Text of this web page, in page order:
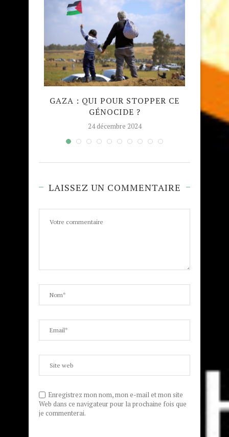
GAZA : QUI POUR STOPPER CE
GÉNOCIDE ?
24 décembre 2024
LAISSEZ UN COMMENTAIRE
Enregistrez mon nom, mon e-mail et mon site
Web dans ce navigateur pour la prochaine fois que
je commenterai.